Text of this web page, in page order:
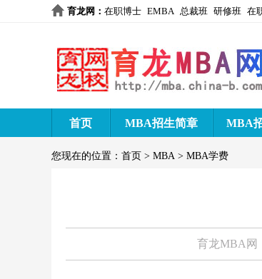
育龙网 ： 在职博士 EMBA 总裁班 研修班 在
首页 MBA招生简章 MBA
您现在的位置： 首页 > MBA > MBA学费
育龙MBA网